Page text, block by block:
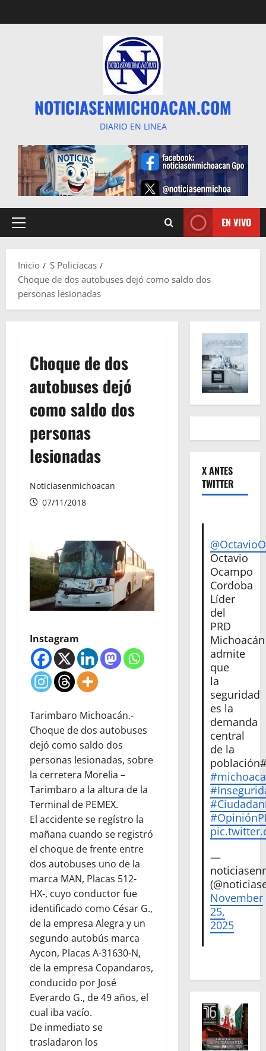
al
NOTICIASENMICHOACAN.COM
DIARIO EN LINEA
Menú
EN VIVO
Inicio
S Policiacas
Choque de dos autobuses dejó como saldo dos
personas lesionadas
Choque de dos
autobuses dejó
como saldo dos
personas
lesionadas
Noticiasenmichoacan
07/11/2018
Instagram
Tarimbaro Michoacán.-
Choque de dos autobuses
dejó como saldo dos
personas lesionadas, sobre
la cerretera Morelia –
Tarimbaro a la altura de la
Terminal de PEMEX.
El accidente se regístro la
mañana cuando se registró
el choque de frente entre
dos autobuses uno de la
marca MAN, Placas 512-
HX-, cuyo conductor fue
identificado como César G.,
de la empresa Alegra y un
segundo autobús marca
Aycon, Placas A-31630-N,
de la empresa Copandaros,
conducido por José
Everardo G., de 49 años, el
cual iba vacío.
De inmediato se
trasladaron los
X ANTES
TWITTER
Octavio
Ocampo
Cordoba
Líder
del
PRD
Michoacán
admite
que
la
seguridad
es la
demanda
central
de la
—
November
25,
2025